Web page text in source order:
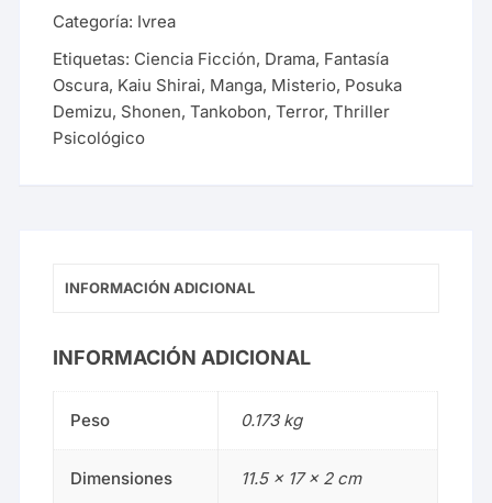
Categoría: Ivrea
Etiquetas: Ciencia Ficción, Drama, Fantasía
Oscura, Kaiu Shirai, Manga, Misterio, Posuka
Demizu, Shonen,Tankobon,Terror,Thriller
Psicológico
INFORMACIÓN ADICIONAL
INFORMACIÓN ADICIONAL
Peso 0.173 kg
Dimensiones 11.5 × 17 × 2 cm